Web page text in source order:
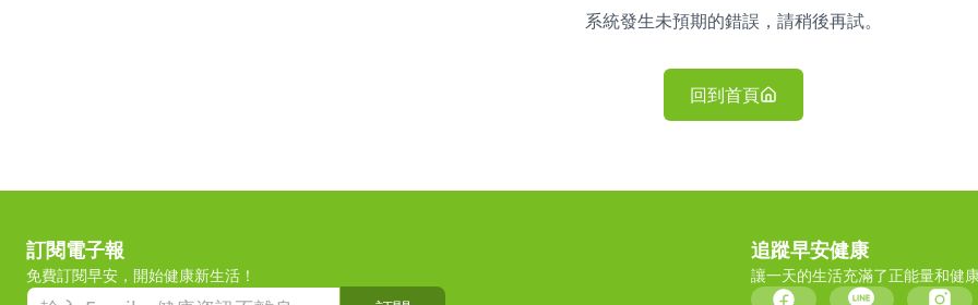
系統發生未預期的錯誤，請稍後再試。
回到首頁
訂閱電子報
免費訂閱早安，開始健康新生活！
追蹤早安健康
讓一天的生活充滿了正能量和健